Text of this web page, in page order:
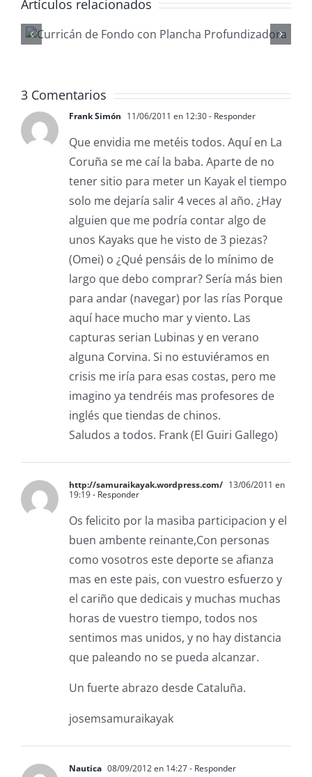
Artículos relacionados
Gestionar
waypoints
3 Comentarios
Frank Simón 11/06/2011 en 12:30- Responder
Que envidia me metéis todos. Aquí en La
Coruña se me caí la baba. Aparte de no
tener sitio para meter un Kayak el tiempo
solo me dejaría salir 4 veces al año. ¿Hay
alguien que me podría contar algo de
unos Kayaks que he visto de 3 piezas?
(Omei) o ¿Qué pensáis de lo mínimo de
largo que debo comprar? Sería más bien
para andar (navegar) por las rías Porque
aquí hace mucho mar y viento. Las
capturas serian Lubinas y en verano
alguna Corvina. Si no estuviéramos en
crisis me iría para esas costas, pero me
imagino ya tendréis mas profesores de
inglés que tiendas de chinos.
Saludos a todos. Frank (El Guiri Gallego)
http://samuraikayak.wordpress.com/ 13/06/2011 en
19:19- Responder
Os felicito por la masiba participacion y el
buen ambente reinante,Con personas
como vosotros este deporte se afianza
mas en este pais, con vuestro esfuerzo y
el cariño que dedicais y muchas muchas
horas de vuestro tiempo, todos nos
sentimos mas unidos, y no hay distancia
que paleando no se pueda alcanzar.
Un fuerte abrazo desde Cataluña.
josemsamuraikayak
Nautica 08/09/2012 en 14:27- Responder